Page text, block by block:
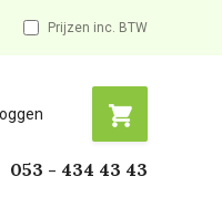
Prijzen inc. BTW
053 - 434 43 43